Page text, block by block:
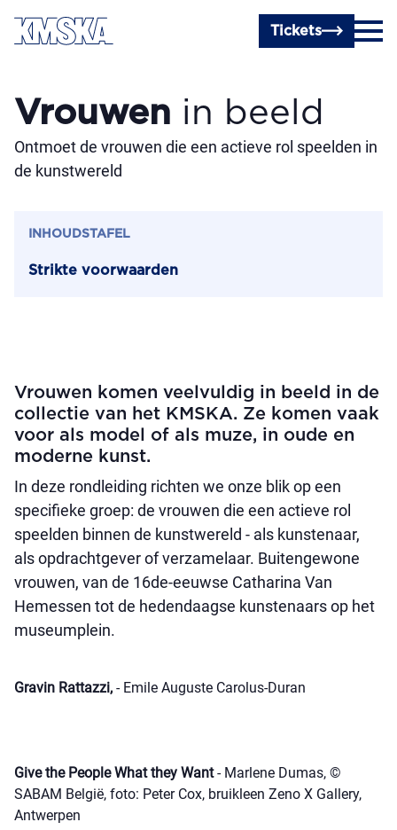
Ga naar hoofdinhoud
Tickets
Vrouwen in beeld
Ontmoet de vrouwen die een actieve rol speelden in
de kunstwereld
INHOUDSTAFEL
Strikte voorwaarden
Vrouwen komen veelvuldig in beeld in de
collectie van het KMSKA. Ze komen vaak
voor als model of als muze, in oude en
moderne kunst.
In deze rondleiding richten we onze blik op een
specifieke groep: de vrouwen die een actieve rol
speelden binnen de kunstwereld - als kunstenaar,
als opdrachtgever of verzamelaar. Buitengewone
vrouwen, van de 16de-eeuwse Catharina Van
Hemessen tot de hedendaagse kunstenaars op het
museumplein.
Gravin Rattazzi, - Emile Auguste Carolus-Duran
Give the People What they Want- Marlene Dumas, ©
SABAM België, foto: Peter Cox, bruikleen Zeno X Gallery,
Antwerpen